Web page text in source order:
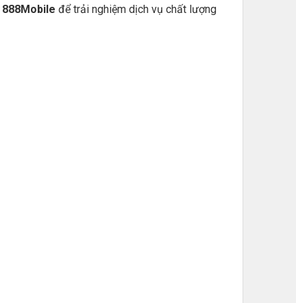
888Mobile để trải nghiệm dịch vụ chất lượng